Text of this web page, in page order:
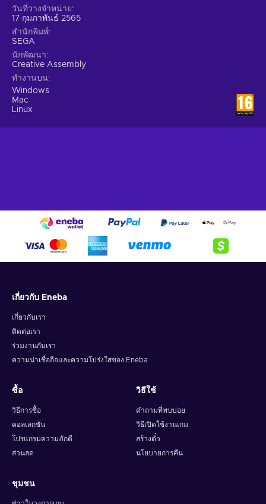
วันที่วางจำหน่าย
17 กุมภาพันธ์ 2565
สำนักพิมพ์
SEGA
นักพัฒนา
Creative Assembly
ทำงานบน
Windows
Mac
Linux
เกี่ยวกับ Eneba
เกี่ยวกับเรา
ติดต่อเรา
ร่วมงานกับเรา
ความน่าเชื่อถือและความโปร่งใสของ Eneba
ซื้อ
วิธีการซื้อ
คอลเลกชัน
โปรแกรมความภักดี
ส่วนลด
วิธีใช้
คำถามที่พบบ่อย
วิธีเปิดใช้งานเกม
สร้างตั๋ว
นโยบายการคืน
ชุมชน